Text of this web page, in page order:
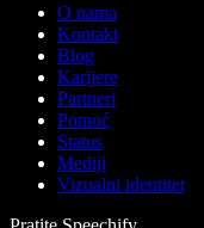
O nama
Kontakt
Blog
Karijere
Partneri
Pomoć
Status
Mediji
Vizualni identitet